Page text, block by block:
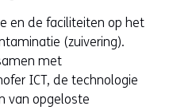
r
e
e
b
e
n
n
en de faciliteiten op het
(zuivering).
met
ICT, de technologie
van opgeloste